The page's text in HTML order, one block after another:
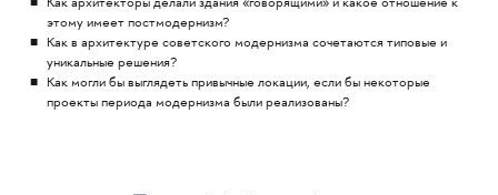
Как архитекторы делали здания «говорящими» и какое отношение к
этому имеет постмодернизм?
Как в архитектуре советского модернизма сочетаются типовые и
уникальные решения?
Как могли бы выглядеть привычные локации, если бы некоторые
проекты периода модернизма были реализованы?